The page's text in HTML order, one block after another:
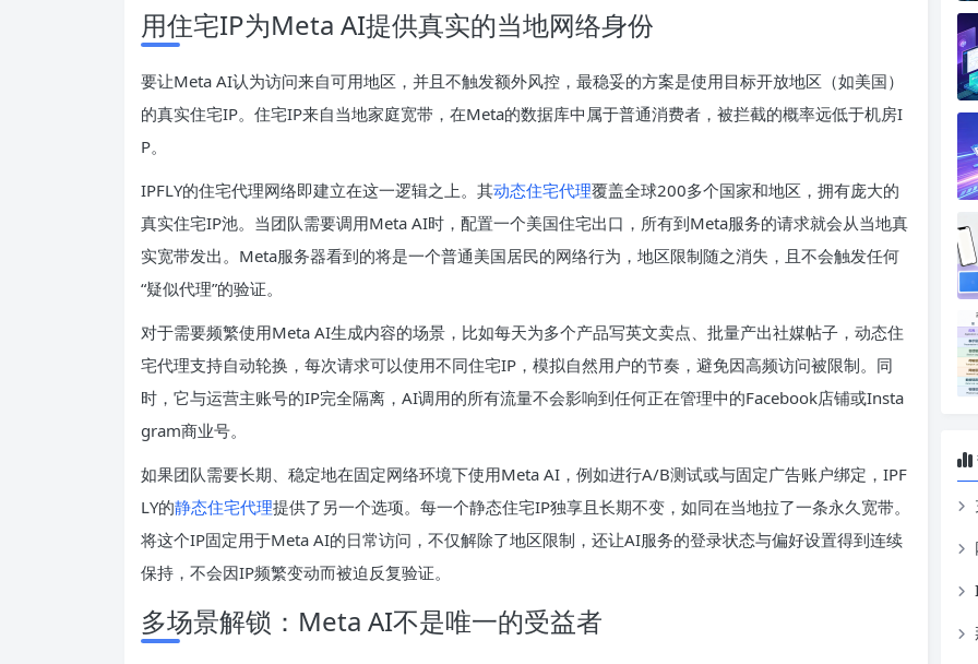
用住宅IP为Meta AI提供真实的当地网络身份
要让Meta AI认为访问来自可用地区，并且不触发额外风控，最稳妥的方案是使用目标开放地区（如美国）
的真实住宅IP。住宅IP来自当地家庭宽带，在Meta的数据库中属于普通消费者，被拦截的概率远低于机房I
P。
IPFLY的住宅代理网络即建立在这一逻辑之上。其动态住宅代理覆盖全球200多个国家和地区，拥有庞大的
真实住宅IP池。当团队需要调用Meta AI时，配置一个美国住宅出口，所有到Meta服务的请求就会从当地真
实宽带发出。Meta服务器看到的将是一个普通美国居民的网络行为，地区限制随之消失，且不会触发任何
“疑似代理”的验证。
对于需要频繁使用Meta AI生成内容的场景，比如每天为多个产品写英文卖点、批量产出社媒帖子，动态住
宅代理支持自动轮换，每次请求可以使用不同住宅IP，模拟自然用户的节奏，避免因高频访问被限制。同
时，它与运营主账号的IP完全隔离，AI调用的所有流量不会影响到任何正在管理中的Facebook店铺或Insta
gram商业号。
如果团队需要长期、稳定地在固定网络环境下使用Meta AI，例如进行A/B测试或与固定广告账户绑定，IPF
LY的静态住宅代理提供了另一个选项。每一个静态住宅IP独享且长期不变，如同在当地拉了一条永久宽带。
将这个IP固定用于Meta AI的日常访问，不仅解除了地区限制，还让AI服务的登录状态与偏好设置得到连续
保持，不会因IP频繁变动而被迫反复验证。
多场景解锁：Meta AI不是唯一的受益者